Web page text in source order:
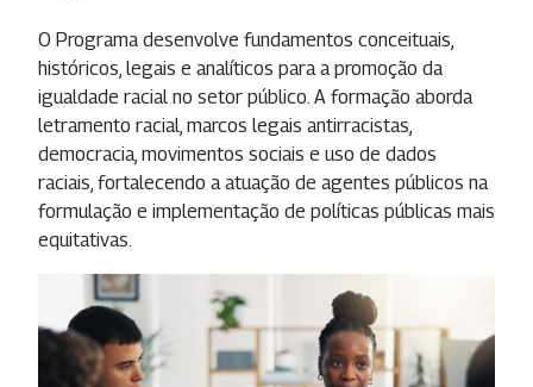
O Programa desenvolve fundamentos conceituais,
históricos, legais e analíticos para a promoção da
igualdade racial no setor público. A formação aborda
letramento racial, marcos legais antirracistas,
democracia, movimentos sociais e uso de dados
raciais, fortalecendo a atuação de agentes públicos na
formulação e implementação de políticas públicas mais
equitativas.